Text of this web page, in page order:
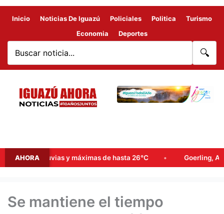
Inicio Noticias De Iguazú Policiales Politica
Turismo
Economia
Deportes
🔍
AHORA
lluvias y máximas de hasta 26°C Goerling, Arce y
Se mantiene el tiempo